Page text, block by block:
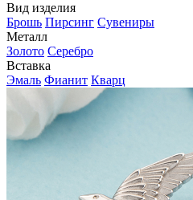
Вид изделия
Брошь Пирсинг Сувениры
Металл
Золото Серебро
Вставка
Эмаль Фианит Кварц